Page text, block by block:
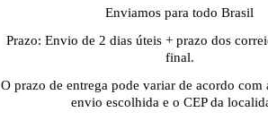
Enviamos para todo Brasil
Prazo: Envio de 2 dias úteis + prazo dos
final.
O prazo de entrega pode variar de acordo com
envio escolhida e o CEP da